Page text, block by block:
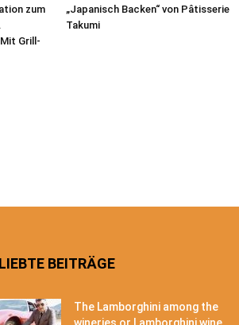
zum
Grill-
„Japanisch Backen“ von Pâtisserie
Takumi
BEITRÄGE
The Lamborghini among the